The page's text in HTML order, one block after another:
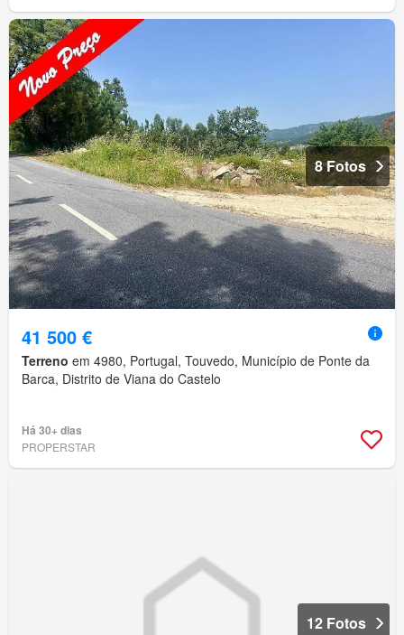
8 Fotos
41 500 €
Terreno em 4980, Portugal, Touvedo, Município de Ponte da
Barca, Distrito de Viana do Castelo
Há 30+ dias
PROPERSTAR
12 Fotos